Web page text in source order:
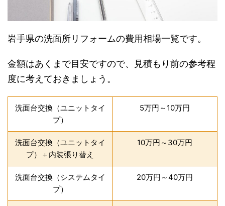
岩手県の洗面所リフォームの費用相場一覧です。
金額はあくまで目安ですので、見積もり前の参考程
度に考えておきましょう。
洗面台交換（ユニットタイ
プ）
5万円～10万円
洗面台交換（ユニットタイ
プ）＋内装張り替え
10万円～30万円
洗面台交換（システムタイ
プ）
20万円～40万円